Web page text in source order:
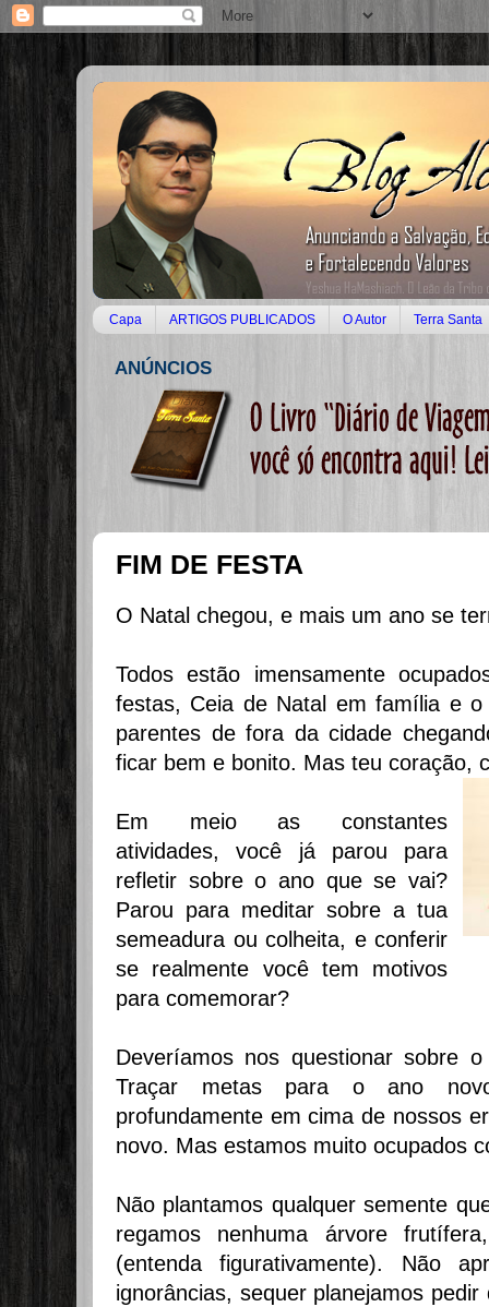
Capa ARTIGOS PUBLICADOS O Autor Terra Santa
ANÚNCIOS
FIM DE FESTA
O Natal chegou, e mais um ano se
Todos estão imensamente
festas, Ceia de Natal em família e
parentes de fora da cidade
ficar bem e bonito. Mas teu coração,
Em meio as constantes
atividades, você já parou para
refletir sobre o ano que se vai?
Parou para meditar sobre a tua
semeadura ou colheita, e conferir
se realmente você tem motivos
para comemorar?
Deveríamos nos questionar sobre
Traçar metas para o ano
profundamente em cima de nossos
novo. Mas estamos muito ocupados
Não plantamos qualquer semente
regamos nenhuma árvore
(entenda figurativamente). Não
ignorâncias, sequer planejamos